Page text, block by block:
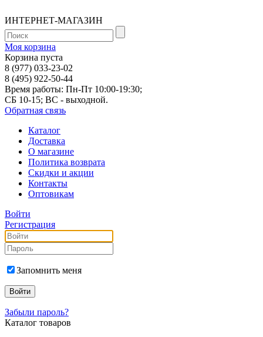
ИНТЕРНЕТ-МАГАЗИН
Моя корзина
Корзина пуста
8 (977) 033-23-02
8 (495) 922-50-44
Время работы: Пн-Пт 10:00-19:30;
СБ 10-15; ВС - выходной.
Обратная связь
Каталог
Доставка
О магазине
Политика возврата
Скидки и акции
Контакты
Оптовикам
Войти
Регистрация
Запомнить меня
Забыли пароль?
Каталог товаров